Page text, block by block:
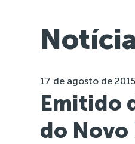
17 de agosto de 2015
Emitido
do